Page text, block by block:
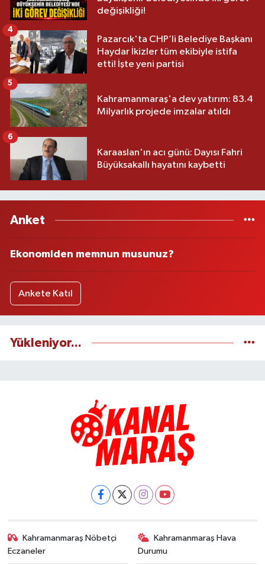
değişikliği!
Pazarcık'ta CHP’li Belediye Başkanı
Haydar İkizler tüm ekibiyle istifa
etti! İşte yeni partisi
4
Kahramanmaraş'a dev yatırım: 83.4
Milyarlık projede imzalar atıldı
5
Karaaslan'ın acı günü: Dayısı Fahri
Büyüksakallı hayatını kaybetti
6
Anket
Ekonomiden memnun musunuz?
Ankete Katıl
Yükleniyor...
Kahramanmaraş Nöbetçi
Eczaneler
Kahramanmaraş Hava
Durumu